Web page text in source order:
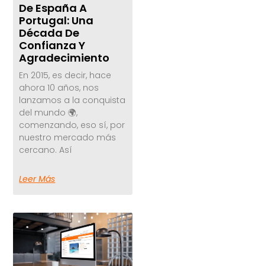
De España A
Portugal: Una
Década De
Confianza Y
Agradecimiento
En 2015, es decir, hace
ahora 10 años, nos
lanzamos a la conquista
del mundo 🌍,
comenzando, eso sí, por
nuestro mercado más
cercano. Así
Leer Más